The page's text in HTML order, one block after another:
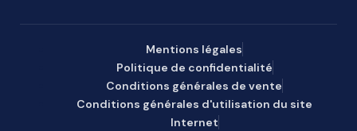
Mentions légales
Politique de confidentialité
Conditions générales de vente
Conditions générales d'utilisation du site
Internet